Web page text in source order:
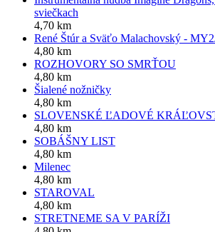
sviečkach
4,70 km
René Štúr a Sväťo Malachovský -
4,80 km
ROZHOVORY SO SMRŤOU
4,80 km
Šialené nožničky
4,80 km
SLOVENSKÉ ĽADOVÉ
4,80 km
SOBÁŠNY LIST
4,80 km
Milenec
4,80 km
STAROVAL
4,80 km
STRETNEME SA V PARÍŽI